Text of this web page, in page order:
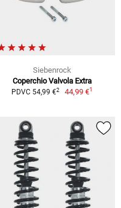
Siebenrock
Coperchio Valvola Extra
PDVC 54,99 €2 44,99 €1